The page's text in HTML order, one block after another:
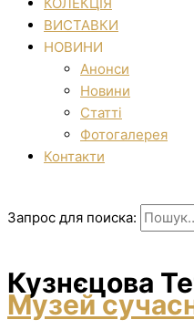
ВИСТАВКИ
НОВИНИ
Анонси
Новини
Статті
Фотогалерея
Контакти
Запрос для поиска:
Кузнєцова
Музей